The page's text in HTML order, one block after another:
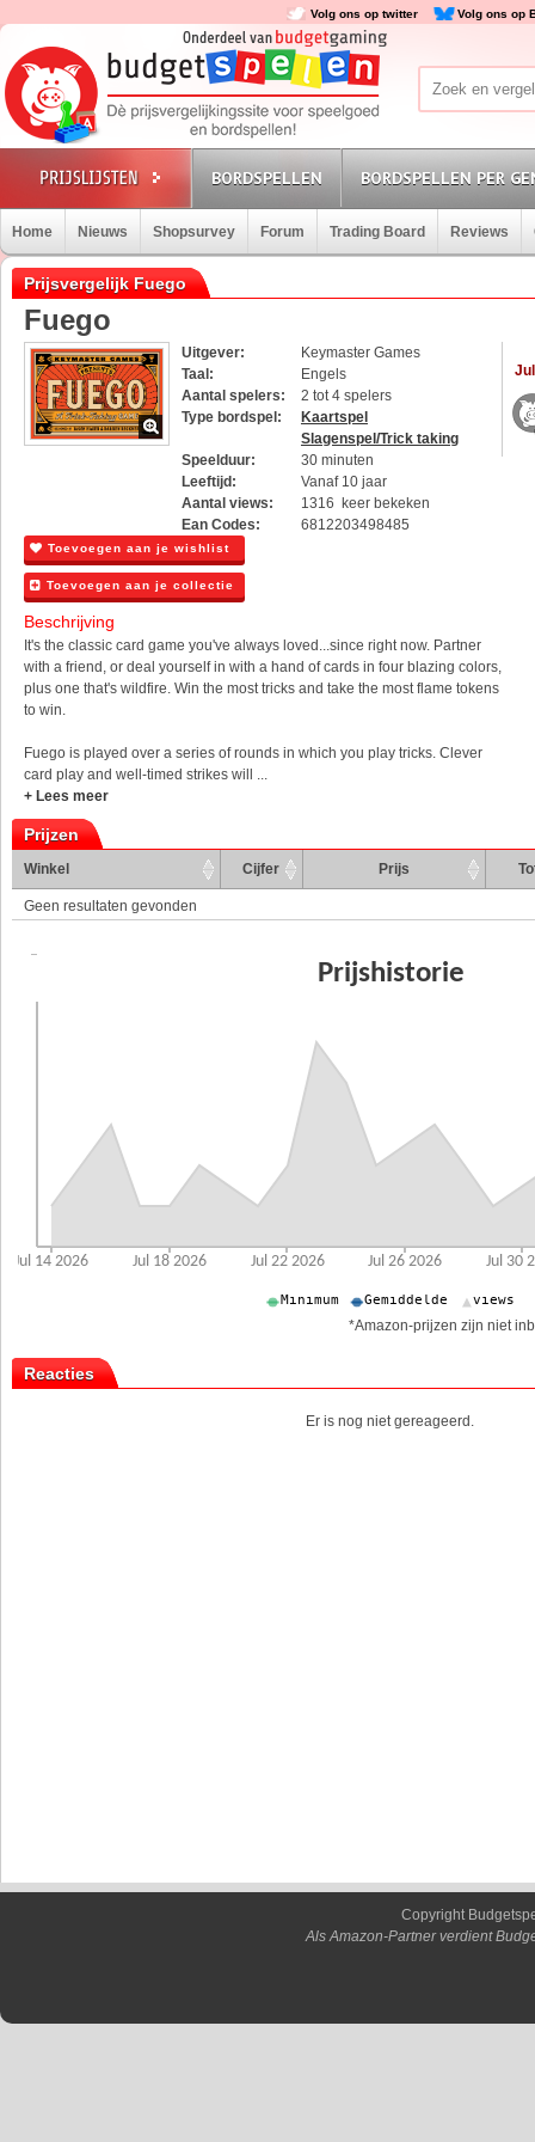
Volg ons op twitter Volg ons op
BORDSPELLEN BORDSPELLEN PER
Home Nieuws Shopsurvey Forum Trading Board Reviews
Prijsvergelijk Fuego
Fuego
Uitgever:
Keymaster Games
Taal:
Engels
Aantal spelers:
2 tot 4 spelers
Type bordspel:
Kaartspel
Slagenspel/Trick taking
Speelduur:
30 minuten
Leeftijd:
Vanaf 10 jaar
Aantal views:
1316 keer bekeken
Ean Codes:
6812203498485
Toevoegen aan je wishlist
Toevoegen aan je collectie
Beschrijving
It's the classic card game you've always loved...since right now. Partner
with a friend, or deal yourself in with a hand of cards in four blazing colors,
plus one that's wildfire. Win the most tricks and take the most flame tokens
to win.
Fuego is played over a series of rounds in which you play tricks. Clever
card play and well-timed strikes will ...
+ Lees meer
Prijzen
Winkel Cijfer Prijs
Geen resultaten gevonden
*Amazon-prijzen zijn niet
Reacties
Er is nog niet gereageerd.
Copyright
Als Amazon-Partner verdient